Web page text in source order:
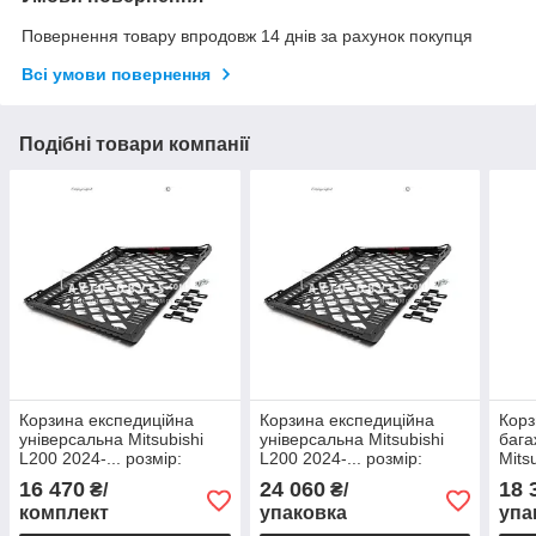
Повернення товару впродовж 14 днів за рахунок покупця
Всі умови повернення
Подібні товари компанії
Корзина експедиційна
універсальна Mitsubishi
L200 2024-... розмір:
16 470 ₴/
комплект
Корзина експедиційна
універсальна Mitsubishi
L200 2024-... розмір:
24 060₴/
упаковка
18